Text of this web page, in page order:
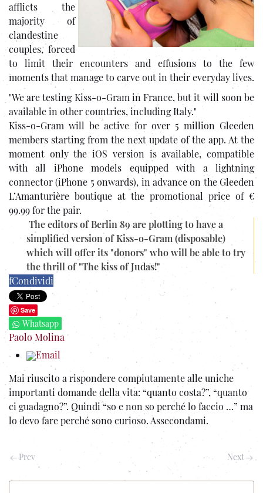
afflicts the
majority of
clandestine
couples, forced
to limit their encounters and effusions to the few
moments that manage to carve out in their everyday lives.
"We are testing Kiss-o-Gram in France, but it will soon be
available in other countries, including Italy."
Kiss-o-Gram will be active for over 5 million Gleeden
members starting from the next update of the app. At the
moment only the iOS version is available, compatible
with all iPhone models equipped with a lightning
connector (iPhone 5 onwards), in advance on the Gleeden
L’Amanturière boutique at the promotional price of €
99.99 for the pair.
The editors of Berlin 89 are plotting to have a
simplified version of Kiss-o-Gram (disposable)
which will offer its "donors" who will be able to try
the thrill of "The kiss of Judas!"
fCondividi
Save
Whatsapp
Paolo Molina
Email
Mai riuscito a rispondere compiutamente alle uniche
importanti domande della vita: “quanto costa?”, “quanto
ci guadagno?”. Quindi “so e non so perché lo faccio …” ma
lo devo fare perché sono curioso. Assecondami.
Prev Next